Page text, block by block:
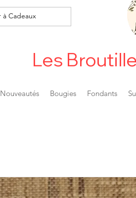
Les
Nouveautés Bougies Fondants